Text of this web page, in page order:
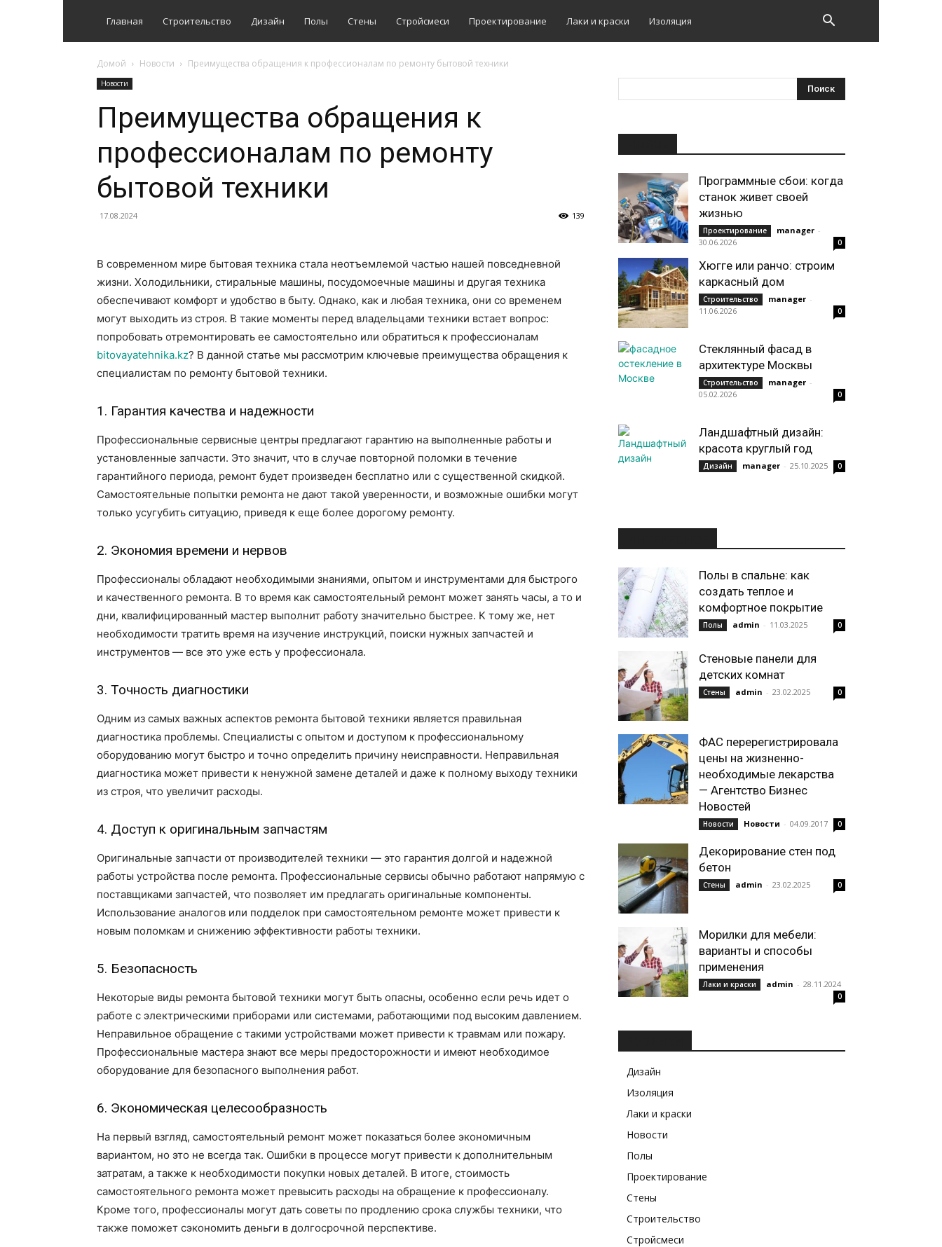
Главная Строительство Дизайн Полы Стены Стройсмеси Проектирование Лаки и краски Изоляция
Домой Новости Преимущества обращения к профессионалам по ремонту бытовой техники
Новости
Преимущества обращения к
профессионалам по ремонту
бытовой техники
17.08.2024 139
В современном мире бытовая техника стала неотъемлемой частью нашей повседневной
жизни. Холодильники, стиральные машины, посудомоечные машины и другая техника
обеспечивают комфорт и удобство в быту. Однако, как и любая техника, они со временем
могут выходить из строя. В такие моменты перед владельцами техники встает вопрос:
попробовать отремонтировать ее самостоятельно или обратиться к профессионалам
bitovayatehnika.kz? В данной статье мы рассмотрим ключевые преимущества обращения к
специалистам по ремонту бытовой техники.
1. Гарантия качества и надежности
Профессиональные сервисные центры предлагают гарантию на выполненные работы и
установленные запчасти. Это значит, что в случае повторной поломки в течение
гарантийного периода, ремонт будет произведен бесплатно или с существенной скидкой.
Самостоятельные попытки ремонта не дают такой уверенности, и возможные ошибки могут
только усугубить ситуацию, приведя к еще более дорогому ремонту.
2. Экономия времени и нервов
Профессионалы обладают необходимыми знаниями, опытом и инструментами для быстрого
и качественного ремонта. В то время как самостоятельный ремонт может занять часы, а то и
дни, квалифицированный мастер выполнит работу значительно быстрее. К тому же, нет
необходимости тратить время на изучение инструкций, поиски нужных запчастей и
инструментов — все это уже есть у профессионала.
3. Точность диагностики
Одним из самых важных аспектов ремонта бытовой техники является правильная
диагностика проблемы. Специалисты с опытом и доступом к профессиональному
оборудованию могут быстро и точно определить причину неисправности. Неправильная
диагностика может привести к ненужной замене деталей и даже к полному выходу техники
из строя, что увеличит расходы.
4. Доступ к оригинальным запчастям
Оригинальные запчасти от производителей техники — это гарантия долгой и надежной
работы устройства после ремонта. Профессиональные сервисы обычно работают напрямую с
поставщиками запчастей, что позволяет им предлагать оригинальные компоненты.
Использование аналогов или подделок при самостоятельном ремонте может привести к
новым поломкам и снижению эффективности работы техники.
5. Безопасность
Некоторые виды ремонта бытовой техники могут быть опасны, особенно если речь идет о
работе с электрическими приборами или системами, работающими под высоким давлением.
Неправильное обращение с такими устройствами может привести к травмам или пожару.
Профессиональные мастера знают все меры предосторожности и имеют необходимое
оборудование для безопасного выполнения работ.
6. Экономическая целесообразность
На первый взгляд, самостоятельный ремонт может показаться более экономичным
вариантом, но это не всегда так. Ошибки в процессе могут привести к дополнительным
затратам, а также к необходимости покупки новых деталей. В итоге, стоимость
самостоятельного ремонта может превысить расходы на обращение к профессионалу.
Кроме того, профессионалы могут дать советы по продлению срока службы техники, что
также поможет сэкономить деньги в долгосрочной перспективе.
Программные сбои: когда
станок живет своей
жизнью
Проектирование manager -
30.06.2026
0
Хюгге или ранчо: строим
каркасный дом
Строительство manager -
11.06.2026
0
Стеклянный фасад в
архитектуре Москвы
Строительство manager -
05.02.2026
0
Ландшафтный дизайн:
красота круглый год
Дизайн manager - 25.10.2025 0
Полы в спальне: как
создать теплое и
комфортное покрытие
Полы admin - 11.03.2025 0
Стеновые панели для
детских комнат
Стены admin - 23.02.2025 0
ФАС перерегистрировала
цены на жизненно-
необходимые лекарства
— Агентство Бизнес
Новостей
Новости Новости - 04.09.2017 0
Декорирование стен под
бетон
Стены admin - 23.02.2025 0
Морилки для мебели:
варианты и способы
применения
Лаки и краски admin - 28.11.2024
0
Дизайн
Изоляция
Лаки и краски
Новости
Полы
Проектирование
Стены
Строительство
Стройсмеси